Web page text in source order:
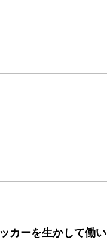
カーを生かして働い